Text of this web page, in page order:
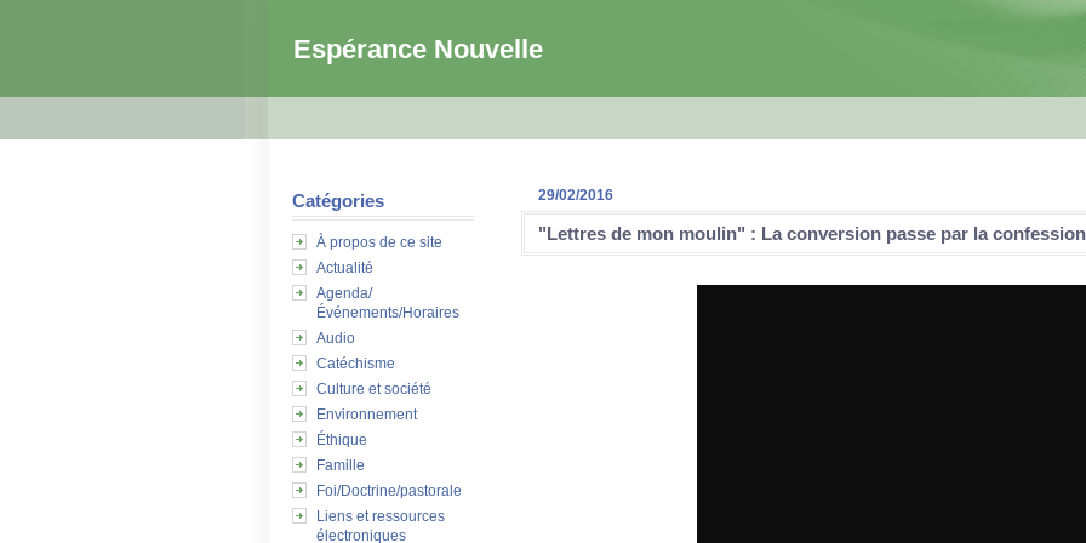
Espérance Nouvelle
Catégories
À propos de ce site
Actualité
Agenda/
Événements/Horaires
Audio
Catéchisme
Culture et société
Environnement
Éthique
Famille
Foi/Doctrine/pastorale
Liens et ressources
électroniques
29/02/2016
"Lettres de mon moulin" : La conversion passe par la